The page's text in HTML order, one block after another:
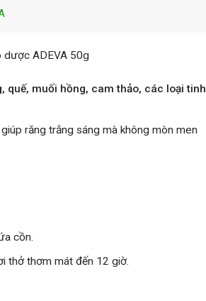
dược ADEVA 50g
quế, muối hồng, cam thảo, các loại tinh
răng trắng sáng mà không mòn men
cồn.
thở thơm mát đến 12 giờ.